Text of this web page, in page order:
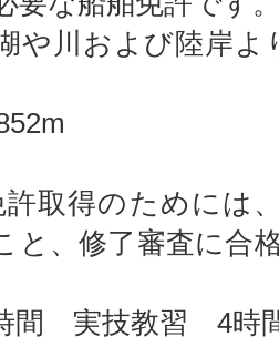
や川および陸岸よ
許取得のためには
と、修了審査に合
間 実技教習 4時